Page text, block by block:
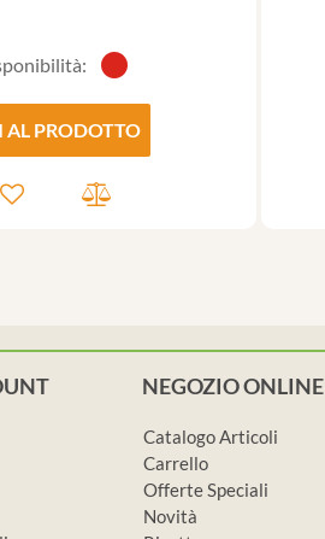
AL PRODOTTO
NEGOZIO ONLINE
Catalogo Articoli
Carrello
Offerte Speciali
Novità